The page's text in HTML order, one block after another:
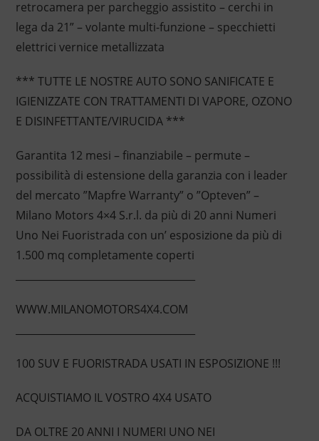
retrocamera per parcheggio assistito – cerchi in
lega da 21” – volante multi-funzione – specchietti
elettrici vernice metallizzata
*** TUTTE LE NOSTRE AUTO SONO SANIFICATE E
IGIENIZZATE CON TRATTAMENTI DI VAPORE, OZONO
E DISINFETTANTE/VIRUCIDA ***
Garantita 12 mesi – finanziabile – permute –
possibilità di estensione della garanzia con i leader
del mercato ”Mapfre Warranty” o ”Opteven” –
Milano Motors 4×4 S.r.l. da più di 20 anni Numeri
Uno Nei Fuoristrada con un’ esposizione da più di
1.500 mq completamente coperti
WWW.MILANOMOTORS4X4.COM
100 SUV E FUORISTRADA USATI IN ESPOSIZIONE !!!
ACQUISTIAMO IL VOSTRO 4X4 USATO
DA OLTRE 20 ANNI I NUMERI UNO NEI